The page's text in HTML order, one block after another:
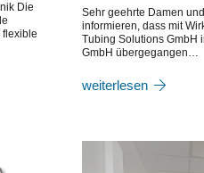
Die
flexible
Sehr geehrte Damen
informieren, dass mit
Tubing Solutions GmbH
GmbH übergegangen…
weiterlesen